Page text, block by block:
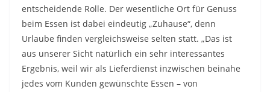
entscheidende Rolle. Der wesentliche Ort für Genuss
beim Essen ist dabei eindeutig „Zuhause“, denn
Urlaube finden vergleichsweise selten statt. „Das ist
aus unserer Sicht natürlich ein sehr interessantes
Ergebnis, weil wir als Lieferdienst inzwischen beinahe
jedes vom Kunden gewünschte Essen – von